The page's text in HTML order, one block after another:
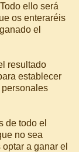
ello será
os enteraréis
el
resultado
establecer
de todo el
no sea
a ganar el